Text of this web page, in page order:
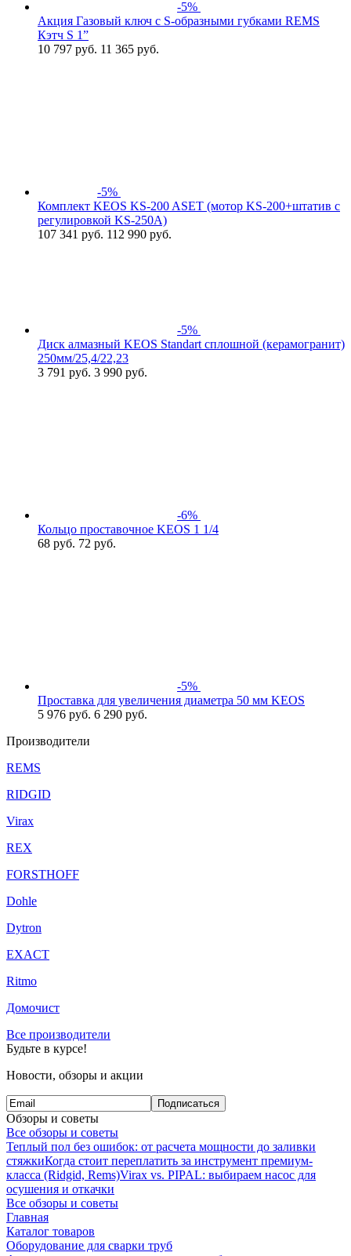
-5%
Акция Газовый ключ с S-образными губками REMS
Кэтч S 1”
10 797 руб. 11 365 руб.
-5%
Комплект KEOS KS-200 ASET (мотор KS-200+штатив с
регулировкой KS-250A)
107 341 руб. 112 990 руб.
-5%
Диск алмазный KEOS Standart сплошной (керамогранит)
250мм/25,4/22,23
3 791 руб. 3 990 руб.
-6%
Кольцо проставочное KEOS 1 1/4
68 руб. 72 руб.
-5%
Проставка для увеличения диаметра 50 мм KEOS
5 976 руб. 6 290 руб.
Производители
REMS
RIDGID
Virax
REX
FORSTHOFF
Dohle
Dytron
EXACT
Ritmo
Домочист
Все производители
Будьте в курсе!
Новости, обзоры и акции
Подписаться
Обзоры и советы
Все обзоры и советы
Теплый пол без ошибок: от расчета мощности до заливки
стяжкиКогда стоит переплатить за инструмент премиум-
класса (Ridgid, Rems)Virax vs. PIPAL: выбираем насос для
осушения и откачки
Все обзоры и советы
Главная
Каталог товаров
Оборудование для сварки труб